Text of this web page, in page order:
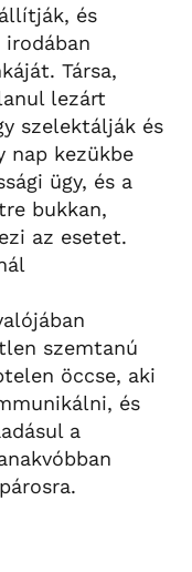
és
irodában
Társa,
lezárt
szelektálják és
nap kezükbe
ügy, és a
bukkan,
az esetet.
szemtanú
öccse, aki
és
a